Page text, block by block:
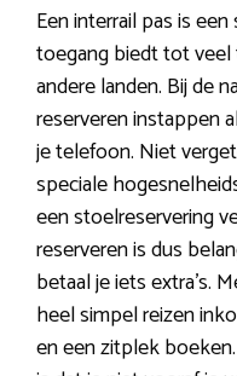
Een interrail pas is
toegang biedt tot veel
andere landen. Bij de
reserveren instappen
je telefoon. Niet
speciale
een stoelreservering
reserveren is dus
betaal je iets extra’s.
heel simpel reizen
en een zitplek